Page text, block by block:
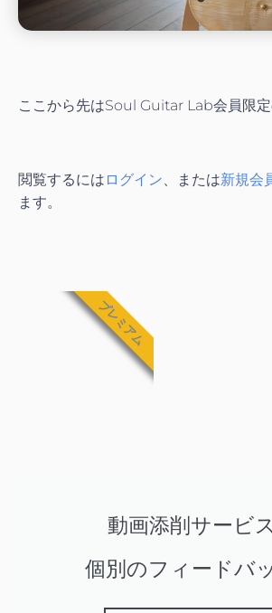
ここから先はSoul Guitar Lab会員限定
閲覧するには ログイン、または新規会
ます。
動画添削サービ
個別のフィードバ
プレミアム